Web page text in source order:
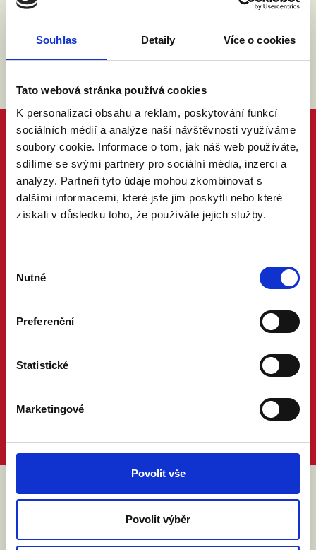
Souhlas Detaily Více o cookies
Tato webová stránka používá cookies
K personalizaci obsahu a reklam, poskytování funkcí
sociálních médií a analýze naší návštěvnosti využíváme
soubory cookie. Informace o tom, jak náš web používáte,
sdílíme se svými partnery pro sociální média, inzerci a
analýzy. Partneři tyto údaje mohou zkombinovat s
dalšími informacemi, které jste jim poskytli nebo které
získali v důsledku toho, že používáte jejich služby.
souhlasu
Nutné
Preferenční
Statistické
Marketingové
Povolit vše
Povolit výběr
ABY VÁM O MANŽELSTVÍ NIC
NEUNIKLO